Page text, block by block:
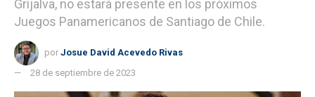
Grijalva, no estará presente en los próximos
Juegos Panamericanos de Santiago de Chile.
por Josue David Acevedo Rivas
28 de septiembre de 2023